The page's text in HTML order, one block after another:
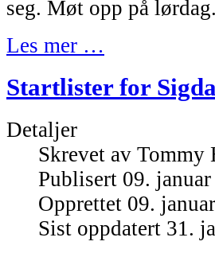
seg. Møt opp på lørdag.
Les mer …
Startlister for
Detaljer
Skrevet av Tommy
Publisert 09. januar
Opprettet 09.
Sist oppdatert 31.